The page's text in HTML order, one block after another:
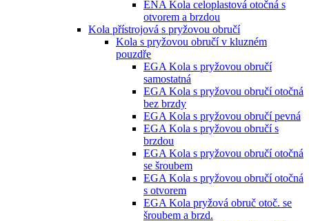
ENA Kola celoplastová otočná s
otvorem a brzdou
Kola přístrojová s pryžovou obručí
Kola s pryžovou obručí v kluzném
pouzdře
EGA Kola s pryžovou obručí
samostatná
EGA Kola s pryžovou obručí otočná
bez brzdy
EGA Kola s pryžovou obručí pevná
EGA Kola s pryžovou obručí s
brzdou
EGA Kola s pryžovou obručí otočná
se šroubem
EGA Kola s pryžovou obručí otočná
s otvorem
EGA Kola pryžová obruč otoč. se
šroubem a brzd.